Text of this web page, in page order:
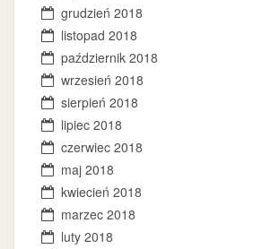
grudzień 2018
listopad 2018
październik 2018
wrzesień 2018
sierpień 2018
lipiec 2018
czerwiec 2018
maj 2018
kwiecień 2018
marzec 2018
luty 2018